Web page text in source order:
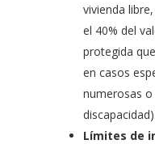
vivienda
el 40% del
protegida
en casos
numerosas
discapacidad).
Límites de